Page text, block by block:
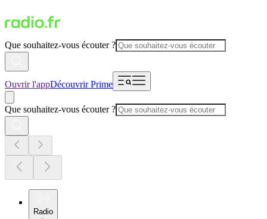
Que souhaitez-vous écouter ?
Ouvrir l'appDécouvrir Prime
Que souhaitez-vous écouter ?
Radio